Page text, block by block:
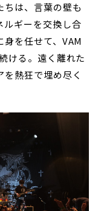
ちは、言葉の壁も
ルギーを交換し合
身を任せて、VAM
ける。遠く離れた
熱狂で埋め尽く